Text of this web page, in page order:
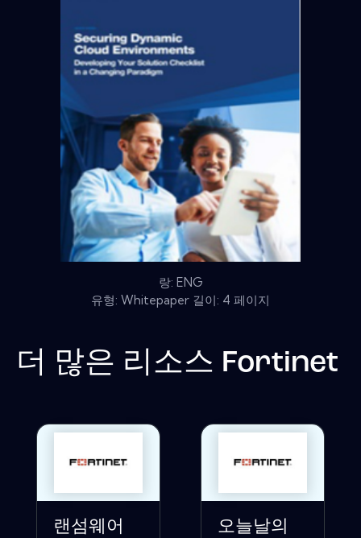
랑: ENG
유형: Whitepaper 길이: 4 페이지
더 많은 리소스 Fortinet
랜섬웨어
오늘날의